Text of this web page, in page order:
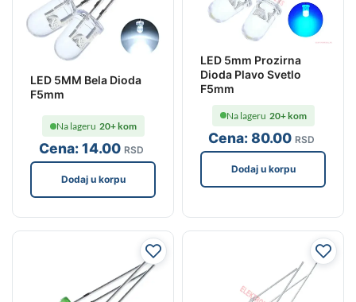
LED 5MM Bela Dioda
F5mm
Cena:14.00 RSD
Na lageru 20+ kom
Dodaj u korpu
LED 5mm Prozirna
Dioda Plavo Svetlo
F5mm
Cena:80.00 RSD
Na lageru 20+ kom
Dodaj u korpu